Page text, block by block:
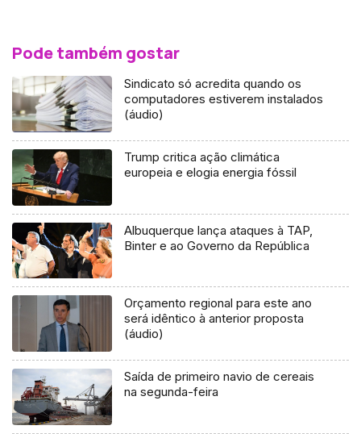
Pode também gostar
Sindicato só acredita quando os
computadores estiverem instalados
(áudio)
Trump critica ação climática
europeia e elogia energia fóssil
Albuquerque lança ataques à TAP,
Binter e ao Governo da República
Orçamento regional para este ano
será idêntico à anterior proposta
(áudio)
Saída de primeiro navio de cereais
na segunda-feira